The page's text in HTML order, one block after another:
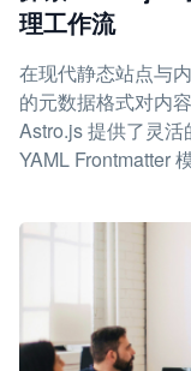
理工作流
在现代静态站点与
的元数据格式对内
Astro.js 提供了灵
YAML Frontmatter